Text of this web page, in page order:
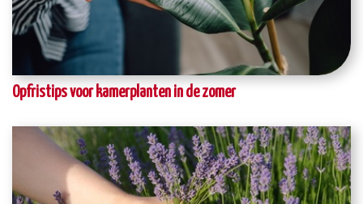
Opfristips voor kamerplanten in de zomer